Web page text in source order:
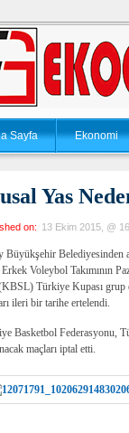
Sayfa Ekonomi
Yas
on: 13 Ekim 2015, @
Büyükşehir Belediyesinden
Voleybol Takımının
Türkiye Kupası grup
ileri bir tarihe ertelendi.
Basketbol Federasyonu,
maçları iptal etti.